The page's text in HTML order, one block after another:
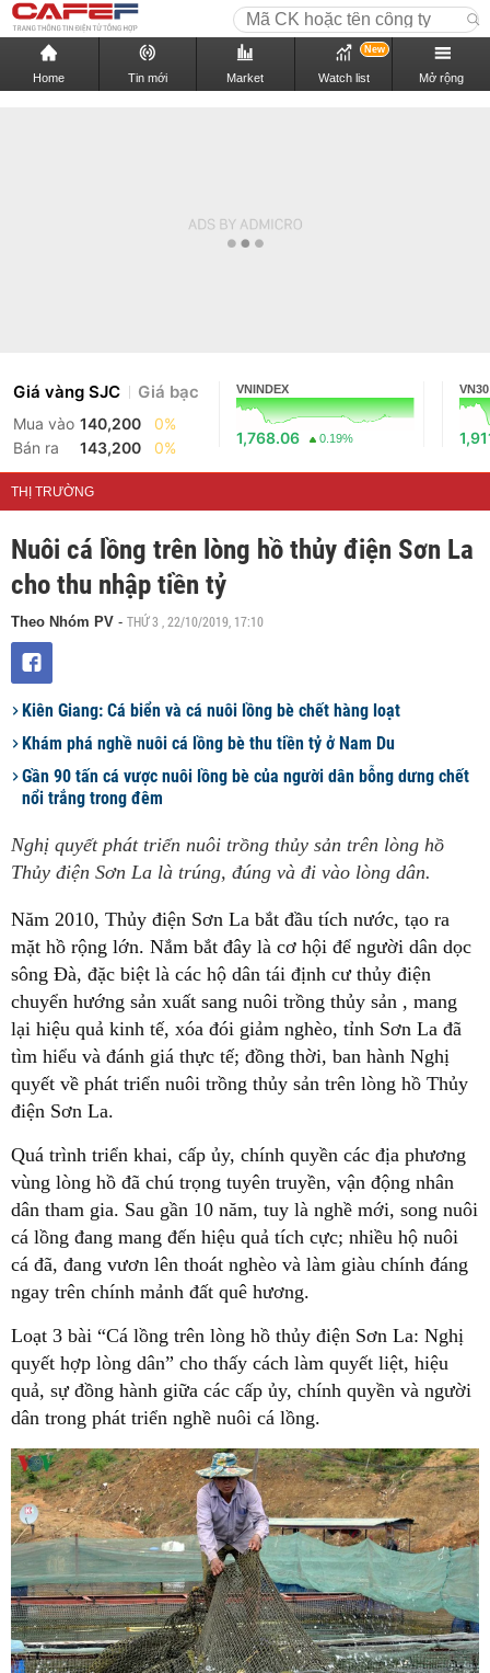
Home Tin mới Market Watch list
New
Mở rộng
Giá vàng SJC Giá bạc
Mua vào 140,200
0%
Bán ra
143,200 0%
VNINDEX
1,768.06 0.19%
VN30
THỊ TRƯỜNG
Nuôi cá lồng trên lòng hồ thủy điện Sơn La
cho thu nhập tiền tỷ
Theo Nhóm PV - THỨ 3 , 22/10/2019, 17:10
Kiên Giang: Cá biển và cá nuôi lồng bè chết hàng loạt
Khám phá nghề nuôi cá lồng bè thu tiền tỷ ở Nam Du
Gần 90 tấn cá vược nuôi lồng bè của người dân bỗng dưng chết
nổi trắng trong đêm
Nghị quyết phát triển nuôi trồng thủy sản trên lòng hồ
Thủy điện Sơn La là trúng, đúng và đi vào lòng dân.
Năm 2010, Thủy điện Sơn La bắt đầu tích nước, tạo ra
mặt hồ rộng lớn. Nắm bắt đây là cơ hội để người dân dọc
sông Đà, đặc biệt là các hộ dân tái định cư thủy điện
chuyển hướng sản xuất sang nuôi trồng thủy sản , mang
lại hiệu quả kinh tế, xóa đói giảm nghèo, tỉnh Sơn La đã
tìm hiểu và đánh giá thực tế; đồng thời, ban hành Nghị
quyết về phát triển nuôi trồng thủy sản trên lòng hồ Thủy
điện Sơn La.
Quá trình triển khai, cấp ủy, chính quyền các địa phương
vùng lòng hồ đã chú trọng tuyên truyền, vận động nhân
dân tham gia. Sau gần 10 năm, tuy là nghề mới, song nuôi
cá lồng đang mang đến hiệu quả tích cực; nhiều hộ nuôi
cá đã, đang vươn lên thoát nghèo và làm giàu chính đáng
ngay trên chính mảnh đất quê hương.
Loạt 3 bài “Cá lồng trên lòng hồ thủy điện Sơn La: Nghị
quyết hợp lòng dân” cho thấy cách làm quyết liệt, hiệu
quả, sự đồng hành giữa các cấp ủy, chính quyền và người
dân trong phát triển nghề nuôi cá lồng.